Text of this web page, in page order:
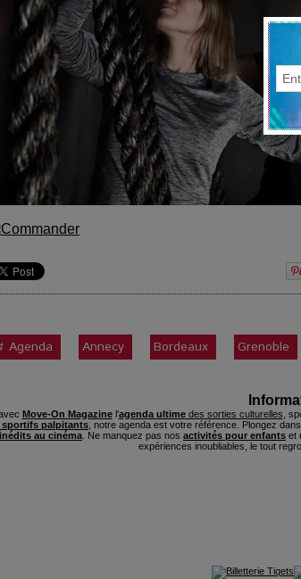
Agenda Annecy Bordeaux Grenoble
Move-On Magazinel'agenda ultimedes sorties culturelles ,
sportifs palpitants , notre agenda est votre référence. Plongez
au cinéma . Ne manquez pas nos activités pour enfants et
expériences inoubliables, le tout